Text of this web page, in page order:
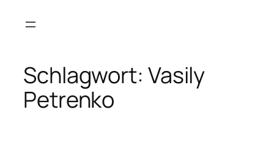
Inhalt
Schlagwort: Vasily
Petrenko